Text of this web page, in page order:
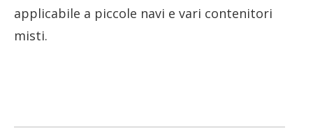
applicabile a piccole navi e vari contenitori
misti.